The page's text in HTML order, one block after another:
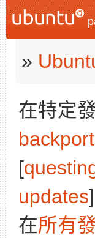
»
在特定
[
updates
在所有